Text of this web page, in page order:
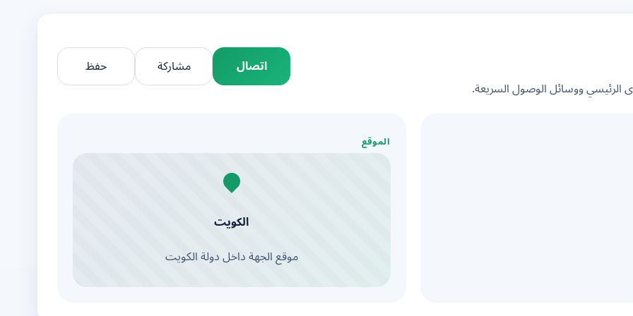
ووسائل الوصول السريعة.
اتصال مشاركة حفظ
الموقع
الكويت
موقع الجهة داخل دولة الكويت